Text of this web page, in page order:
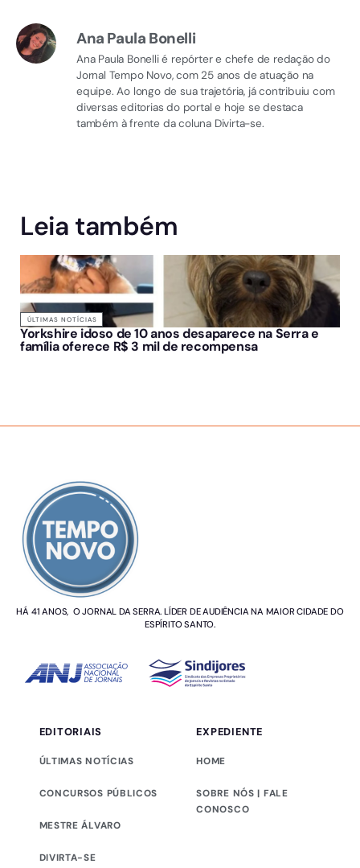
Ana Paula Bonelli
Ana Paula Bonelli é repórter e chefe de redação do
Jornal Tempo Novo, com 25 anos de atuação na
equipe. Ao longo de sua trajetória, já contribuiu com
diversas editorias do portal e hoje se destaca
também à frente da coluna Divirta-se.
Leia também
ÚLTIMAS NOTÍCIAS
Yorkshire idoso de 10 anos desaparece na Serra e
família oferece R$ 3 mil de recompensa
HÁ 41 ANOS, O JORNAL DA SERRA. LÍDER DE AUDIÊNCIA NA MAIOR CIDADE DO
ESPÍRITO SANTO.
EDITORIAIS
ÚLTIMAS NOTÍCIAS
CONCURSOS PÚBLICOS
MESTRE ÁLVARO
DIVIRTA-SE
EXPEDIENTE
HOME
SOBRE NÓS | FALE
CONOSCO